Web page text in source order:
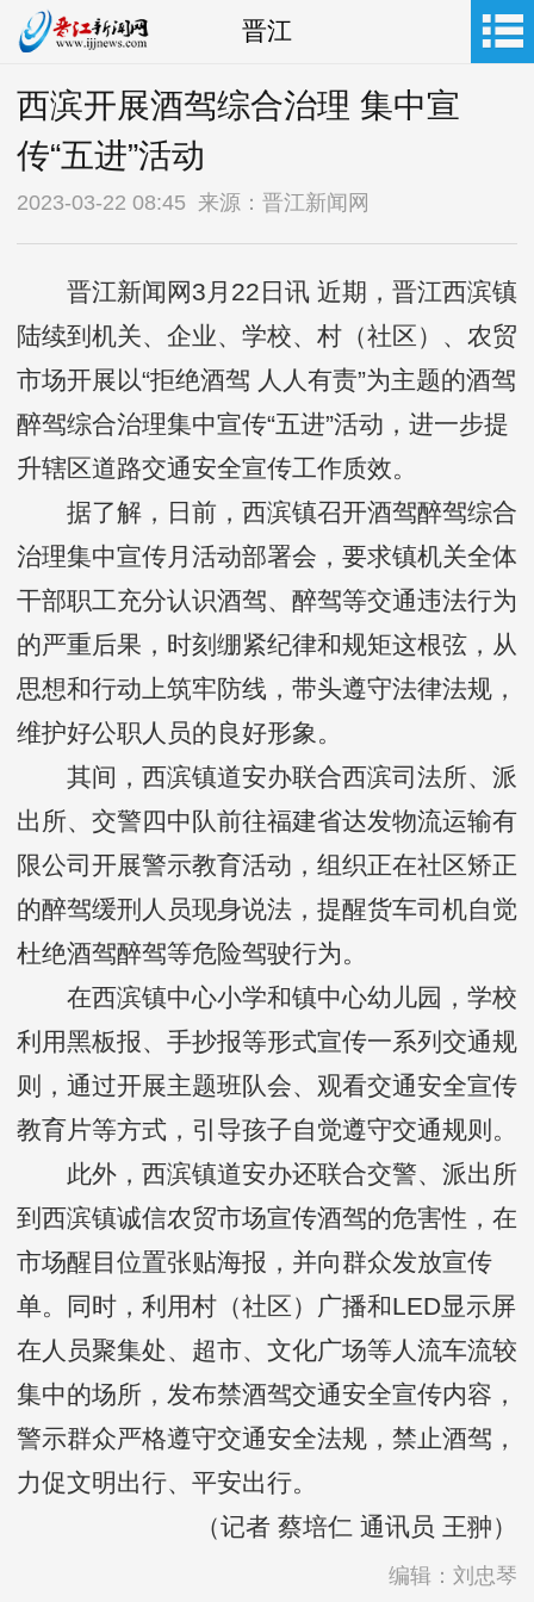
晋江
西滨开展酒驾综合治理 集中宣
传“五进”活动
2023-03-22 08:45 来源：晋江新闻网
晋江新闻网3月22日讯 近期，晋江西滨镇
陆续到机关、企业、学校、村（社区）、农贸
市场开展以“拒绝酒驾 人人有责”为主题的酒驾
醉驾综合治理集中宣传“五进”活动，进一步提
升辖区道路交通安全宣传工作质效。
据了解，日前，西滨镇召开酒驾醉驾综合
治理集中宣传月活动部署会，要求镇机关全体
干部职工充分认识酒驾、醉驾等交通违法行为
的严重后果，时刻绷紧纪律和规矩这根弦，从
思想和行动上筑牢防线，带头遵守法律法规，
维护好公职人员的良好形象。
其间，西滨镇道安办联合西滨司法所、派
出所、交警四中队前往福建省达发物流运输有
限公司开展警示教育活动，组织正在社区矫正
的醉驾缓刑人员现身说法，提醒货车司机自觉
杜绝酒驾醉驾等危险驾驶行为。
在西滨镇中心小学和镇中心幼儿园，学校
利用黑板报、手抄报等形式宣传一系列交通规
则，通过开展主题班队会、观看交通安全宣传
教育片等方式，引导孩子自觉遵守交通规则。
此外，西滨镇道安办还联合交警、派出所
到西滨镇诚信农贸市场宣传酒驾的危害性，在
市场醒目位置张贴海报，并向群众发放宣传
单。同时，利用村（社区）广播和LED显示屏
在人员聚集处、超市、文化广场等人流车流较
集中的场所，发布禁酒驾交通安全宣传内容，
警示群众严格遵守交通安全法规，禁止酒驾，
力促文明出行、平安出行。
（记者 蔡培仁 通讯员 王翀）
编辑：刘忠琴